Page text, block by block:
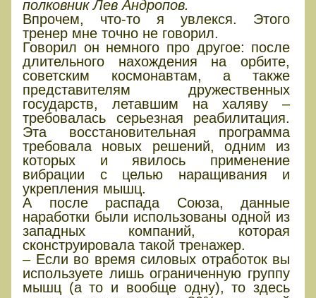
полковник Лев Андропов.
Впрочем, что-то я увлекся. Этого
тренер мне точно не говорил.
Говорил он немного про другое: после
длительного нахождения на орбите,
советским космонавтам, а также
представителям дружественных
государств, летавшим на халяву –
требовалась серьезная реабилитация.
Эта восстановительная программа
требовала новых решений, одним из
которых и явилось применение
вибрации с целью наращивания и
укрепления мышц.
А после распада Союза, данные
наработки были использованы одной из
западных компаний, которая
сконструировала такой тренажер.
– Если во время силовых отработок вы
используете лишь ограниченную группу
мышц (а то и вообще одну), то здесь